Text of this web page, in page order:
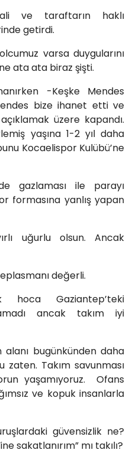
ve taraftarın haklı
getirdi.
varsa duygularını
ata ata biraz şişti.
-Keşke Mendes
bize ihanet etti ve
üzere kapandı.
yaşına 1-2 yıl daha
Kocaelispor Kulübü’ne
gazlaması ile parayı
formasına yanlış yapan
uğurlu olsun. Ancak
değerli.
hoca Gaziantep’teki
ancak takım iyi
alanı bugünkünden daha
zaten. Takım savunması
yaşamıyoruz. Ofans
ve kopuk insanlarla
güvensizlik ne?
sakatlanırım” mı takılı?